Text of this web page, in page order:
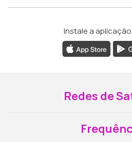
Instale a aplicação
Redes de